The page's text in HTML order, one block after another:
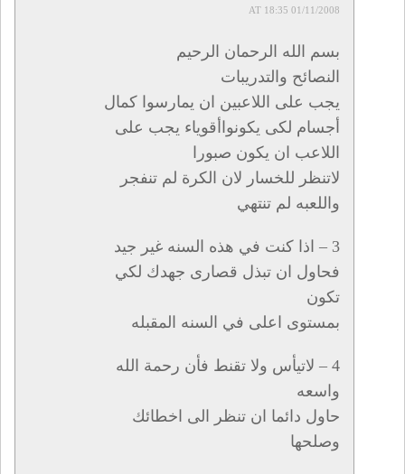
01/11/2008 AT 18:35
بسم الله الرحمان الرحيم
النصائح والتدريبات
يجب على اللاعبين ان يمارسوا كمال
أجسام لكى يكونواأقوياء يجب على
اللاعب ان يكون صبورا
لاتنظر للخسار لان الكرة لم تنفجر
واللعبه لم تنتهي
3 – اذا كنت في هذه السنه غير جيد
فحاول ان تبذل قصارى جهدك لكي
تكون
بمستوى اعلى في السنه المقبله
4 – لاتيأس ولا تقنط فأن رحمة الله
واسعه
حاول دائما ان تنظر الى اخطائك
وصلحها